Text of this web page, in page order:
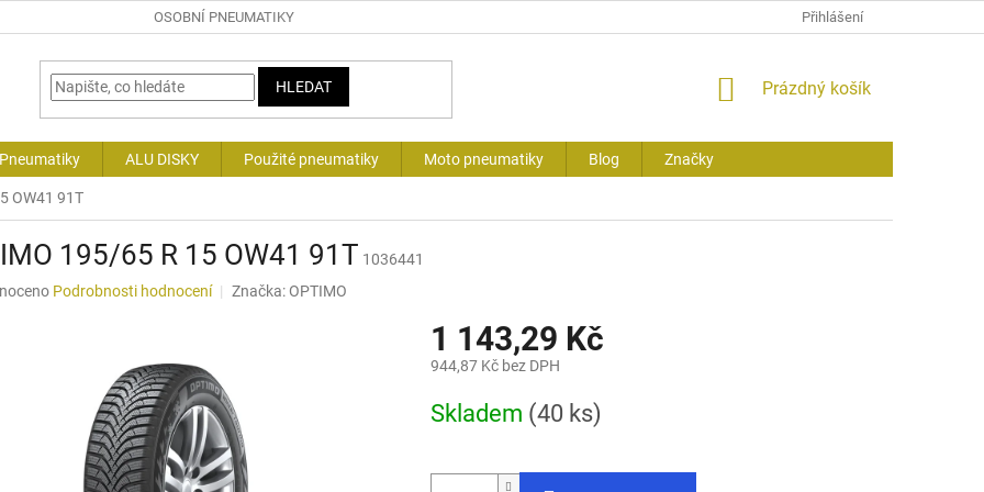
OSOBNÍ PNEUMATIKY Přihlášení
HLEDAT
NÁKUPNÍ
Prázdný košík
ALU DISKY Použité pneumatiky Moto pneumatiky Blog Značky
OW41 91T
195/65 R 15 OW41 91T 1036441
Podrobnosti hodnocení Značka: OPTIMO
1 143,29 Kč
944,87 Kč bez DPH
cena:
Skladem (40 ks)